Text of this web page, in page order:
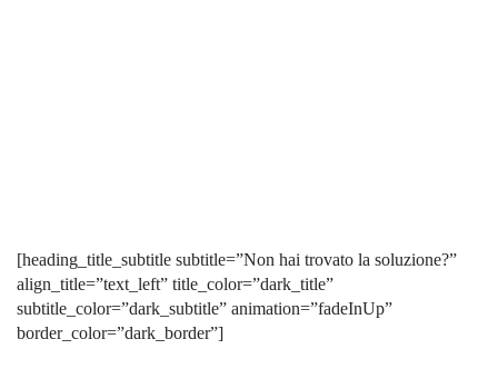
[heading_title_subtitle subtitle=”Non hai trovato la soluzione?”
align_title=”text_left” title_color=”dark_title”
subtitle_color=”dark_subtitle” animation=”fadeInUp”
border_color=”dark_border”]